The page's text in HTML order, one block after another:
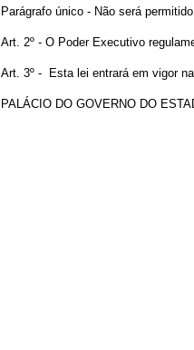
Parágrafo único - Não será
Art. 2º - O Poder Executivo
Art. 3º - Esta lei entrará em vigor
PALÁCIO DO GOVERNO DO